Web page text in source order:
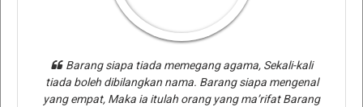
Barang siapa tiada memegang agama, Sekali-kali
tiada boleh dibilangkan nama. Barang siapa mengenal
yang empat, Maka ia itulah orang yang ma’rifat Barang